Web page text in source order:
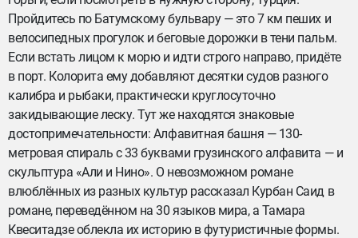
Пройдитесь по Батумскому бульвару — это 7 км пеших и
велосипедных прогулок и беговые дорожки в тени пальм.
Если встать лицом к морю и идти строго направо, придёте
в порт. Колорита ему добавляют десятки судов разного
калибра и рыбаки, практически круглосуточно
закидывающие леску. Тут же находятся знаковые
достопримечательности: Алфавитная башня — 130-
метровая спираль с 33 буквами грузинского алфавита — и
скульптура «Али и Нино». О невозможном романе
влюблённых из разных культур рассказал Курбан Саид в
романе, переведённом на 30 языков мира, а Тамара
Квеситадзе облекла их историю в футуристичные формы.